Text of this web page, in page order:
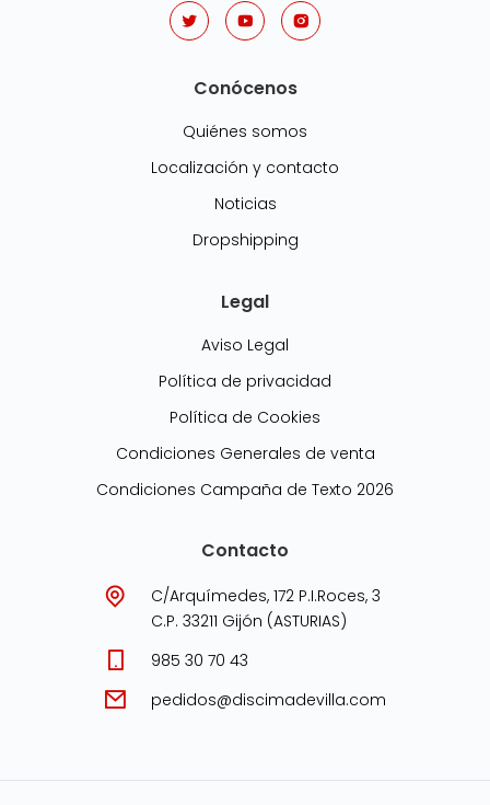
Conócenos
Quiénes somos
Localización y contacto
Noticias
Dropshipping
Legal
Aviso Legal
Política de privacidad
Política de Cookies
Condiciones Generales de venta
Condiciones Campaña de Texto 2026
Contacto
C/Arquímedes, 172 P.I.Roces, 3
C.P. 33211 Gijón (ASTURIAS)
985 30 70 43
pedidos@discimadevilla.com